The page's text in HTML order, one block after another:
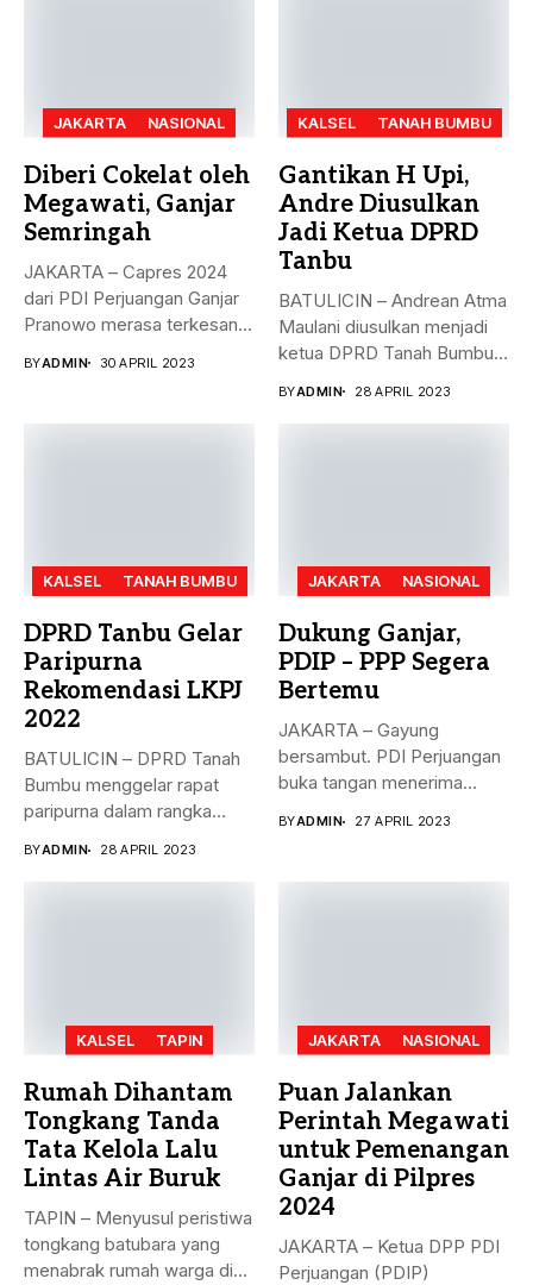
JAKARTA NASIONAL
Diberi Cokelat oleh
Megawati, Ganjar
Semringah
JAKARTA – Capres 2024
dari PDI Perjuangan Ganjar
Pranowo merasa terkesan
BYADMIN 30 APRIL 2023
KALSEL TANAH BUMBU
Gantikan H Upi,
Andre Diusulkan
Jadi Ketua DPRD
Tanbu
BATULICIN – Andrean Atma
Maulani diusulkan menjadi
ketua DPRD Tanah Bumbu,
BYADMIN 28 APRIL 2023
KALSEL TANAH BUMBU
DPRD Tanbu Gelar
Paripurna
Rekomendasi LKPJ
2022
BATULICIN – DPRD Tanah
Bumbu menggelar rapat
paripurna dalam rangka
BYADMIN 28 APRIL 2023
JAKARTA NASIONAL
Dukung Ganjar,
PDIP – PPP Segera
Bertemu
JAKARTA – Gayung
bersambut. PDI Perjuangan
buka tangan menerima
BYADMIN 27 APRIL 2023
KALSEL TAPIN
Rumah Dihantam
Tongkang Tanda
Tata Kelola Lalu
Lintas Air Buruk
TAPIN – Menyusul peristiwa
tongkang batubara yang
menabrak rumah warga di
JAKARTA NASIONAL
Puan Jalankan
Perintah Megawati
untuk Pemenangan
Ganjar di Pilpres
2024
JAKARTA – Ketua DPP PDI
Perjuangan (PDIP)